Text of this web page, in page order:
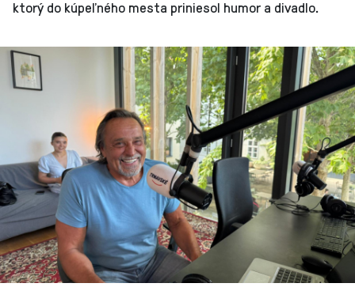
ktorý do kúpeľného mesta priniesol humor a divadlo.